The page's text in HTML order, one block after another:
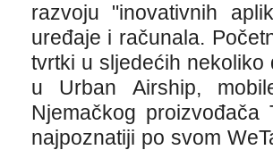
razvoju "inovativnih
uređaje i računala.
tvrtki u sljedećih
u Urban Airship,
Njemačkog
najpoznatiji po svom